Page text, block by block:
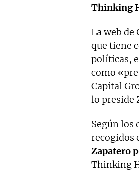
Thinking
La web de
que tiene
políticas,
como
Capital
lo preside
Según los
recogidos
Zapatero
Thinking